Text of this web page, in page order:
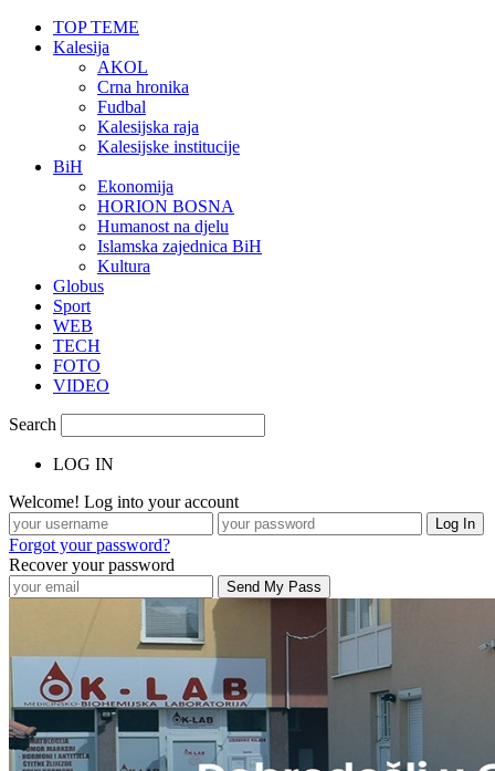
TOP TEME
Kalesija
AKOL
Crna hronika
Fudbal
Kalesijska raja
Kalesijske institucije
BiH
Ekonomija
HORION BOSNA
Humanost na djelu
Islamska zajednica BiH
Kultura
Globus
Sport
WEB
TECH
FOTO
VIDEO
Search
LOG IN
Welcome! Log into your account
Forgot your password?
Recover your password